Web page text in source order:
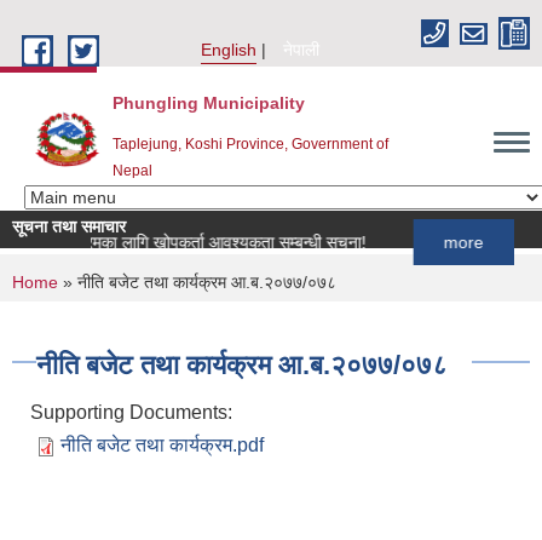
English
नेपाली
Phungling Municipality
Taplejung, Koshi Province, Government of
Nepal
सूचना तथा समाचार
लागि खोपकर्ता आवश्यकता सम्बन्धी सूचना!
You are here
Home » नीति बजेट तथा कार्यक्रम आ.ब.२०७७/०७८
नीति बजेट तथा कार्यक्रम आ.ब.२०७७/०७८
Supporting Documents:
नीति बजेट तथा कार्यक्रम.pdf